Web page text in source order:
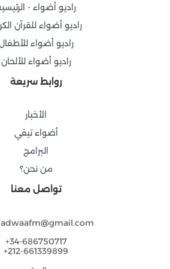
راديو أضواء -
راديو أضواء للقرآن
راديو أضواء
راديو أضواء للألحان
روابط سريعة
الأخبار
أضواء تيفي
البرامج
من نحن؟
تواصل معنا
34-686750717+
212-661339899+